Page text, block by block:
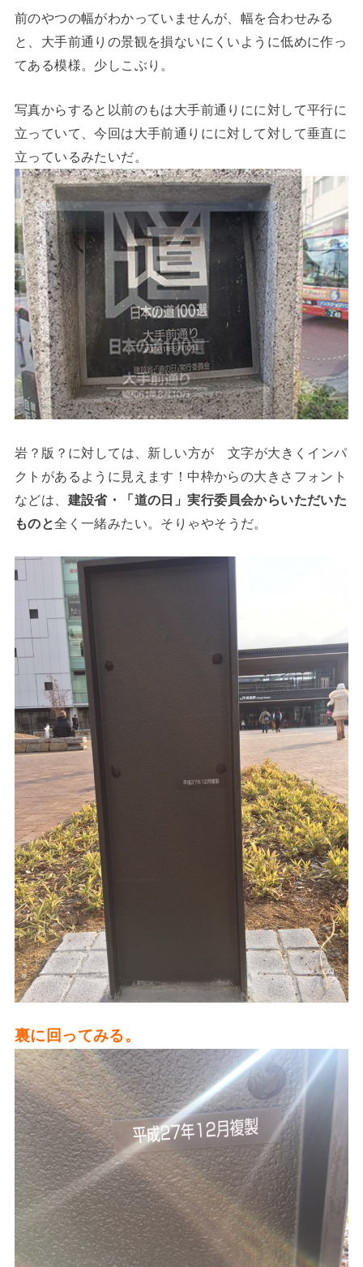
前のやつの幅がわかっていませんが、幅を合わせみる
と、大手前通りの景観を損ないにくいように低めに作っ
てある模様。少しこぶり。
写真からすると以前のもは大手前通りにに対して平行に
立っていて、今回は大手前通りにに対して対して垂直に
立っているみたいだ。
岩？版？に対しては、新しい方が 文字が大きくインパ
クトがあるように見えます！中枠からの大きさフォント
などは、 建設省・「道の日」実行委員会からいただいた
ものと全く一緒みたい。そりゃやそうだ。
裏に回ってみる。